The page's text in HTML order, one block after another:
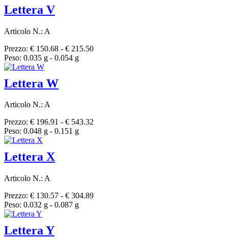
Lettera V
Articolo N.: A
Prezzo: € 150.68 - € 215.50
Peso: 0.035 g - 0.054 g
Lettera W
Articolo N.: A
Prezzo: € 196.91 - € 543.32
Peso: 0.048 g - 0.151 g
Lettera X
Articolo N.: A
Prezzo: € 130.57 - € 304.89
Peso: 0.032 g - 0.087 g
Lettera Y